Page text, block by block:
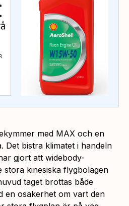
med MAX och en
Det bistra klimatet i handeln
gjort att widebody-
stora kinesiska flygbolagen
taget brottas både
en osäkerhet om vart den